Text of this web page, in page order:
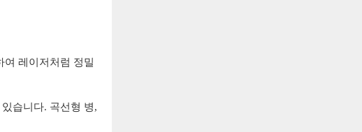
여 레이저처럼 정밀
습니다. 곡선형 병,